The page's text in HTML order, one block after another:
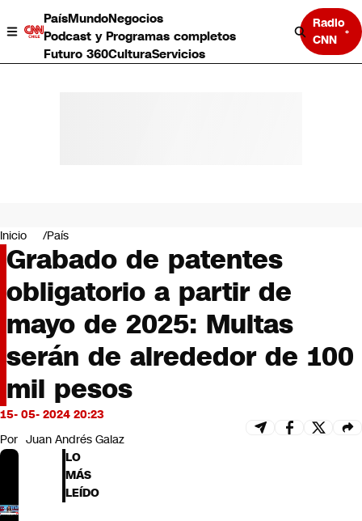
PaísMundoNegocios
Podcast y Programas completos
Futuro 360CulturaServicios
Radio
CNN
Negocios
Deportes
Programas completos
Cultura
Servicios
Bits
CNN Data
CNN tiempo
Futuro 360
Opinión
Inicio País
Grabado de patentes
obligatorio a partir de
mayo de 2025: Multas
serán de alrededor de 100
mil pesos
15- 05- 2024 20:23
Por Juan Andrés Galaz
LO
MÁS
LEÍDO